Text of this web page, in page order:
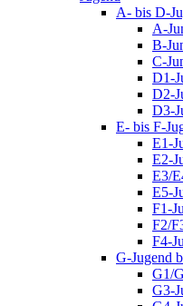
A- bis D-
A-
B-
C-
D1-
D2-
D3-
E- bis F-
E1-
E2-
E3/
E5-
F1-
F2/
F4-
G-Jugend
G1/
G3-